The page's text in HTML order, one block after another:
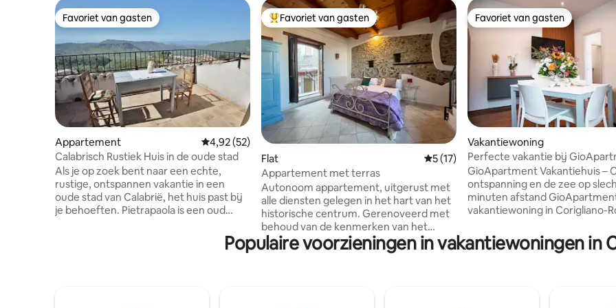
Favoriet van gasten
Favoriet van gasten
Appartement Gemiddelde beoordeling van 4,92 op 5, 52 recensies
4,92 (52)
Calabrisch Rustiek Huis in de oude stad
Als je op zoek bent naar een echte,
rustige, ontspannen vakantie in een
oude stad van Calabrië, het huis past bij
je behoeften. Pietrapaola is een oud
Tegenwoordig wonen hier slechts 200
Topfavoriet van gasten
Favoriet van gasten
Flat Gemiddelde beoordeling van 5 op 5, 17
5 (17)
Appartement met terras
Autonoom appartement, uitgerust met
alle diensten gelegen in het hart van het
historische centrum. Gerenoveerd met
behoud van de kenmerken van het
verleden. De materialen zijn gemaakt
van hout en steen. Het
Favoriet van gasten
Favoriet van gasten
Vakantiewoning
Perfecte vakantie bij
GioApartment Vakantiehuis –
ontspanning en de zee op
minuten afstand GioApartment, je ideale
vakantiewoning in Corigliano-
55 m², perfect voor gezinnen
vrienden die op zoek zijn naar
slaapbank 🛏️ Twee
Populaire voorzieningen in vakantiewoningen in